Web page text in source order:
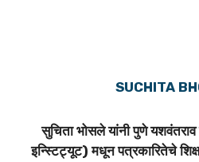
SUCHITA
सुचिता भोसले यांनी पुणे यशवंतराव
इन्स्टिट्यूट) मधून पत्रकारितेचे